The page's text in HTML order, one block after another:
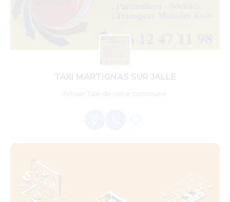
TAXI MARTIGNAS SUR JALLE
Artisan Taxi de votre commune